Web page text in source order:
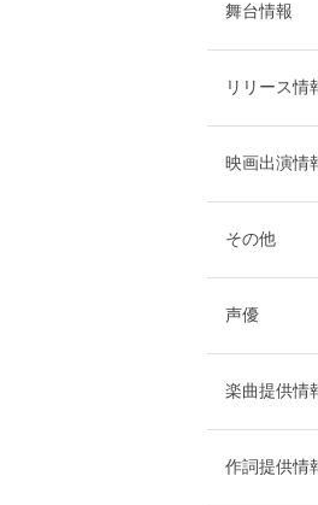
舞台情報
リリース情
映画出演情
その他
声優
楽曲提供情
作詞提供情